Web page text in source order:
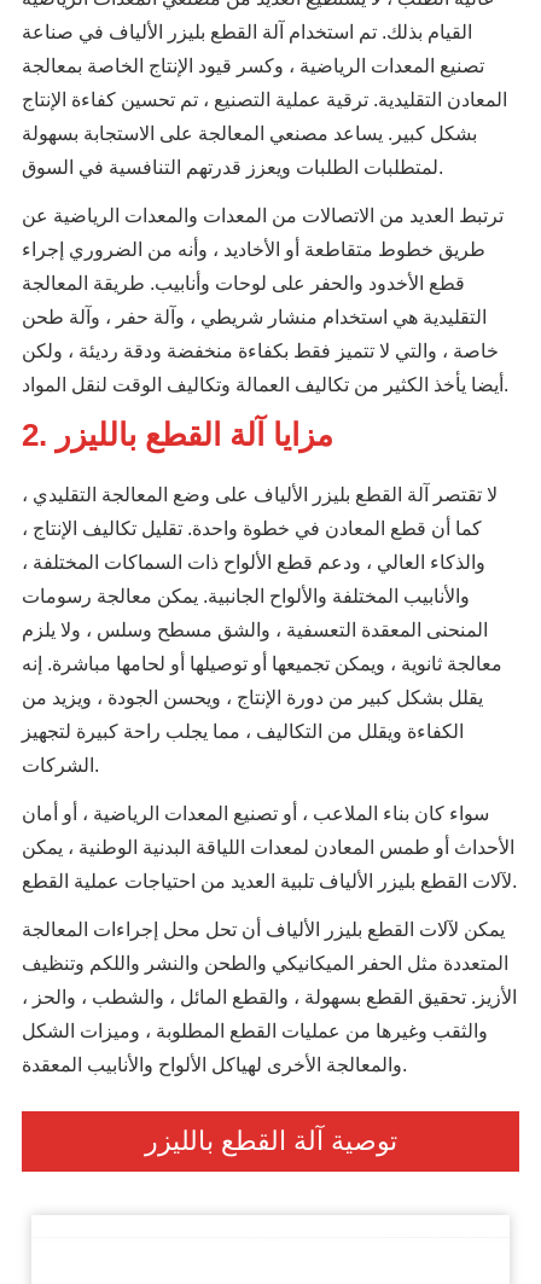
القيام بذلك. تم استخدام آلة القطع بليزر الألياف في صناعة
تصنيع المعدات الرياضية ، وكسر قيود الإنتاج الخاصة بمعالجة
المعادن التقليدية. ترقية عملية التصنيع ، تم تحسين كفاءة الإنتاج
بشكل كبير. يساعد مصنعي المعالجة على الاستجابة بسهولة
لمتطلبات الطلبات ويعزز قدرتهم التنافسية في السوق.
ترتبط العديد من الاتصالات من المعدات والمعدات الرياضية عن
طريق خطوط متقاطعة أو الأخاديد ، وأنه من الضروري إجراء
قطع الأخدود والحفر على لوحات وأنابيب. طريقة المعالجة
التقليدية هي استخدام منشار شريطي ، وآلة حفر ، وآلة طحن
خاصة ، والتي لا تتميز فقط بكفاءة منخفضة ودقة رديئة ، ولكن
أيضا يأخذ الكثير من تكاليف العمالة وتكاليف الوقت لنقل المواد.
2. مزايا آلة القطع بالليزر
لا تقتصر آلة القطع بليزر الألياف على وضع المعالجة التقليدي ،
كما أن قطع المعادن في خطوة واحدة. تقليل تكاليف الإنتاج ،
والذكاء العالي ، ودعم قطع الألواح ذات السماكات المختلفة ،
والأنابيب المختلفة والألواح الجانبية. يمكن معالجة رسومات
المنحنى المعقدة التعسفية ، والشق مسطح وسلس ، ولا يلزم
معالجة ثانوية ، ويمكن تجميعها أو توصيلها أو لحامها مباشرة. إنه
يقلل بشكل كبير من دورة الإنتاج ، ويحسن الجودة ، ويزيد من
الكفاءة ويقلل من التكاليف ، مما يجلب راحة كبيرة لتجهيز
الشركات.
سواء كان بناء الملاعب ، أو تصنيع المعدات الرياضية ، أو أمان
الأحداث أو طمس المعادن لمعدات اللياقة البدنية الوطنية ، يمكن
لآلات القطع بليزر الألياف تلبية العديد من احتياجات عملية القطع.
يمكن لآلات القطع بليزر الألياف أن تحل محل إجراءات المعالجة
المتعددة مثل الحفر الميكانيكي والطحن والنشر واللكم وتنظيف
الأزيز. تحقيق القطع بسهولة ، والقطع المائل ، والشطب ، والحز ،
والثقب وغيرها من عمليات القطع المطلوبة ، وميزات الشكل
والمعالجة الأخرى لهياكل الألواح والأنابيب المعقدة.
توصية آلة القطع بالليزر